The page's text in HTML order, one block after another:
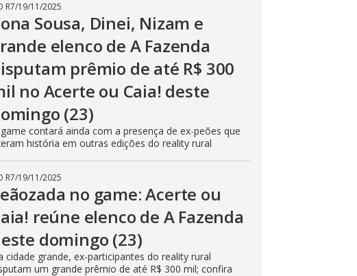
R7/19/11/2025
Sousa, Dinei, Nizam e
elenco de A Fazenda
prêmio de até R$ 300
no Acerte ou Caia! deste
(23)
contará ainda com a presença de ex-peões que
história em outras edições do reality rural
R7/19/11/2025
no game: Acerte ou
reúne elenco de A Fazenda
domingo (23)
cidade grande, ex-participantes do reality rural
um grande prêmio de até R$ 300 mil; confira